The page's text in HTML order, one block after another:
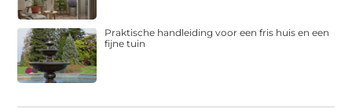
Praktische handleiding voor een fris huis en een
fijne tuin